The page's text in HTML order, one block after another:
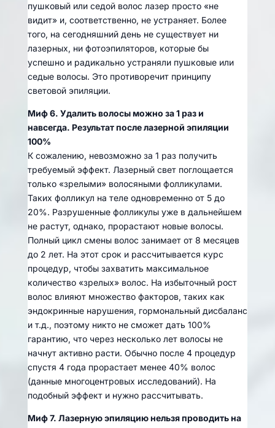
пушковый или седой волос лазер просто «не
видит» и, соответственно, не устраняет. Более
того, на сегодняшний день не существует ни
лазерных, ни фотоэпиляторов, которые бы
успешно и радикально устраняли пушковые или
седые волосы. Это противоречит принципу
световой эпиляции.
Миф 6. Удалить волосы можно за 1 раз и
навсегда. Результат после лазерной эпиляции
100%
К сожалению, невозможно за 1 раз получить
требуемый эффект. Лазерный свет поглощается
только «зрелыми» волосяными фолликулами.
Таких фолликул на теле одновременно от 5 до
20%. Разрушенные фолликулы уже в дальнейшем
не растут, однако, прорастают новые волосы.
Полный цикл смены волос занимает от 8 месяцев
до 2 лет. На этот срок и рассчитывается курс
процедур, чтобы захватить максимальное
количество «зрелых» волос. На избыточный рост
волос влияют множество факторов, таких как
эндокринные нарушения, гормональный дисбаланс
и т.д., поэтому никто не сможет дать 100%
гарантию, что через несколько лет волосы не
начнут активно расти. Обычно после 4 процедур
спустя 4 года прорастает менее 40% волос
(данные многоцентровых исследований). На
подобный эффект и нужно рассчитывать.
Миф 7. Лазерную эпиляцию нельзя проводить на